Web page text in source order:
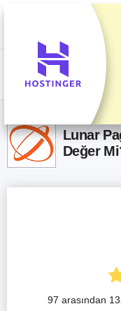
Sağlayıcıları titizlikle
sıralandırıyoruz. Sıralama
anlaşmalarımızı da
sağlayıcıların bağlantıları
Lunar
Değer
97 arasından